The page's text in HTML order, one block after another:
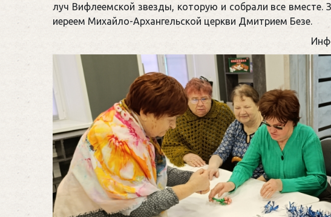
луч Вифлеемской звезды, которую и собрали все вместе.
иереем Михайло-Архангельской церкви Дмитрием Безе.